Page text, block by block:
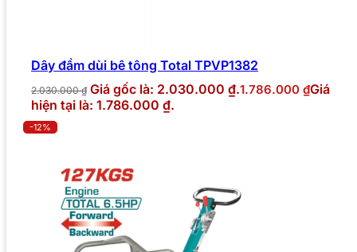
Dây đầm dùi bê tông Total TPVP1382
2.030.000₫ Giá gốc là: 2.030.000 ₫.1.786.000 ₫Giá
hiện tại là: 1.786.000 ₫.
-12%